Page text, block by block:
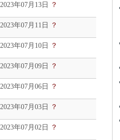
2023年07月13日 ？
2023年07月11日 ？
2023年07月10日 ？
2023年07月09日 ？
2023年07月06日 ？
2023年07月03日 ？
2023年07月02日 ？